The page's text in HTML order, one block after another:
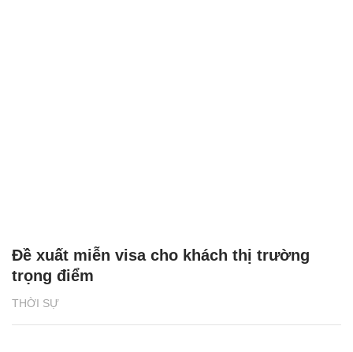
THỜI SỰ
Đề xuất miễn visa cho khách thị trường
trọng điểm